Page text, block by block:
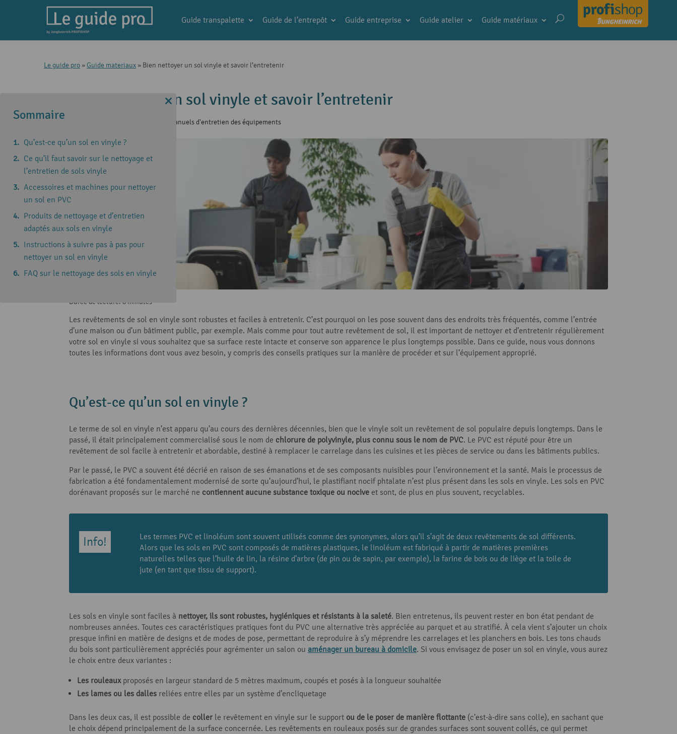
Guide transpalette Guide de l’entrepôt Guide entreprise Guide atelier Guide matériaux
Le guide pro » Guide materiaux » Bien nettoyer un sol vinyle et savoir l’entretenir
Bien nettoyer un sol vinyle et savoir l’entretenir
Manuels d'entretien des équipements
Durée de lecture: 8 minutes
Sommaire
Qu’est-ce qu’un sol en vinyle ?
Ce qu’il faut savoir sur le nettoyage et
l’entretien de sols vinyle
Accessoires et machines pour nettoyer
un sol en PVC
Produits de nettoyage et d’entretien
adaptés aux sols en vinyle
Instructions à suivre pas à pas pour
nettoyer un sol en vinyle
FAQ sur le nettoyage des sols en vinyle
Les revêtements de sol en vinyle sont robustes et faciles à entretenir. C’est pourquoi on les pose souvent dans des endroits très fréquentés, comme l’entrée
d’une maison ou d’un bâtiment public, par exemple. Mais comme pour tout autre revêtement de sol, il est important de nettoyer et d’entretenir régulièrement
votre sol en vinyle si vous souhaitez que sa surface reste intacte et conserve son apparence le plus longtemps possible. Dans ce guide, nous vous donnons
toutes les informations dont vous avez besoin, y compris des conseils pratiques sur la manière de procéder et sur l’équipement approprié.
Qu’est-ce qu’un sol en vinyle ?
Le terme de sol en vinyle n’est apparu qu’au cours des dernières décennies, bien que le vinyle soit un revêtement de sol populaire depuis longtemps. Dans le
passé, il était principalement commercialisé sous le nom de chlorure de polyvinyle, plus connu sous le nom de PVC. Le PVC est réputé pour être un
revêtement de sol facile à entretenir et abordable, destiné à remplacer le carrelage dans les cuisines et les pièces de service ou dans les bâtiments publics.
Par le passé, le PVC a souvent été décrié en raison de ses émanations et de ses composants nuisibles pour l’environnement et la santé. Mais le processus de
fabrication a été fondamentalement modernisé de sorte qu’aujourd’hui, le plastifiant nocif phtalate n’est plus présent dans les sols en vinyle. Les sols en PVC
dorénavant proposés sur le marché ne contiennent aucune substance toxique ou nocive et sont, de plus en plus souvent, recyclables.
Les termes PVC et linoléum sont souvent utilisés comme des synonymes, alors qu’il s’agit de deux revêtements de sol différents.
Alors que les sols en PVC sont composés de matières plastiques, le linoléum est fabriqué à partir de matières premières
naturelles telles que l’huile de lin, la résine d’arbre (de pin ou de sapin, par exemple), la farine de bois ou de liège et la toile de
jute (en tant que tissu de support).
Les sols en vinyle sont faciles à nettoyer, ils sont robustes, hygiéniques et résistants à la saleté. Bien entretenus, ils peuvent rester en bon état pendant de
nombreuses années. Toutes ces caractéristiques pratiques font du PVC une alternative très appréciée au parquet et au stratifié. À cela vient s’ajouter un choix
presque infini en matière de designs et de modes de pose, permettant de reproduire à s’y méprendre les carrelages et les planchers en bois. Les tons chauds
du bois sont particulièrement appréciés pour agrémenter un salon ou aménager un bureau à domicile. Si vous envisagez de poser un sol en vinyle, vous aurez
le choix entre deux variantes :
Les rouleauxproposés en largeur standard de 5 mètres maximum, coupés et posés à la longueur souhaitée
Les lames ou les dalles reliées entre elles par un système d’encliquetage
Dans les deux cas, il est possible de coller le revêtement en vinyle sur le support ou de le poser de manière flottante (c’est-à-dire sans colle), en sachant que
le choix dépend principalement de la surface concernée. Les revêtements en rouleaux posés sur de grandes surfaces sont souvent collés, ce qui permet